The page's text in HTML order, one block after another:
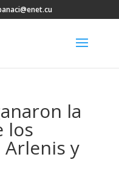
la
los
y